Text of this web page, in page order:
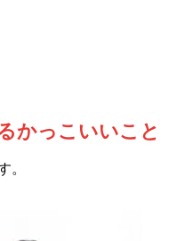
かっこいいこと
。